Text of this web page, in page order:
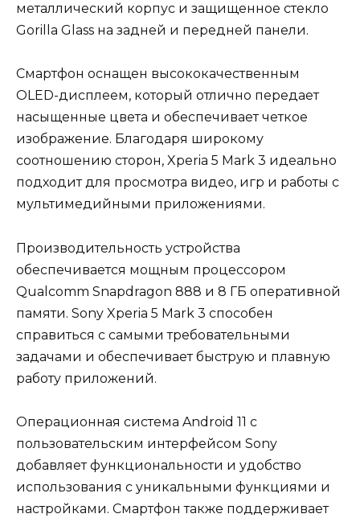
металлический корпус и защищенное стекло
Gorilla Glass на задней и передней панели.
Смартфон оснащен высококачественным
OLED-дисплеем, который отлично передает
насыщенные цвета и обеспечивает четкое
изображение. Благодаря широкому
соотношению сторон, Xperia 5 Mark 3 идеально
подходит для просмотра видео, игр и работы с
мультимедийными приложениями.
Производительность устройства
обеспечивается мощным процессором
Qualcomm Snapdragon 888 и 8 ГБ оперативной
памяти. Sony Xperia 5 Mark 3 способен
справиться с самыми требовательными
задачами и обеспечивает быструю и плавную
работу приложений.
Операционная система Android 11 с
пользовательским интерфейсом Sony
добавляет функциональности и удобство
использования с уникальными функциями и
настройками. Смартфон также поддерживает